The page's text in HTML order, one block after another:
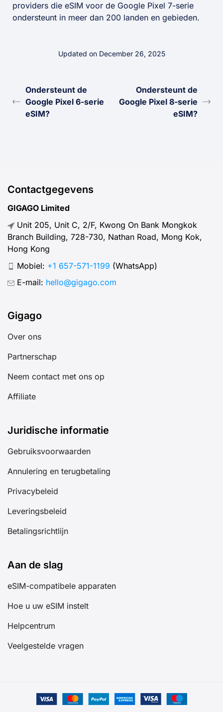
providers die eSIM voor de Google Pixel 7-serie
ondersteunt in meer dan 200 landen en gebieden.
Updated on December 26, 2025
Ondersteunt de
Google Pixel 6-serie
eSIM?
Ondersteunt de
Google Pixel 8-serie
eSIM?
Contactgegevens
GIGAGO Limited
Unit 205, Unit C, 2/F, Kwong On Bank Mongkok
Branch Building, 728-730, Nathan Road, Mong Kok,
Hong Kong
Mobiel: +1 657-571-1199 (WhatsApp)
E-mail: hello@gigago.com
Gigago
Over ons
Partnerschap
Neem contact met ons op
Affiliate
Juridische informatie
Gebruiksvoorwaarden
Annulering en terugbetaling
Privacybeleid
Leveringsbeleid
Betalingsrichtlijn
Aan de slag
eSIM-compatibele apparaten
Hoe u uw eSIM instelt
Helpcentrum
Veelgestelde vragen